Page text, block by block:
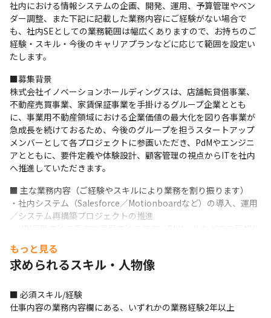
社内における情報システムの企画、開発、運用、予算管理やベン
ダー調整、また下記に記載した業務内容にご経験がない場合で
も、社内SEとしての業務範囲は幅広くありますので、お持ちのご
経験・スキル・今後のキャリアプランなどに応じて範囲を設定い
たします。
■募集背景
株式会社イノベーションホールディングスは、店舗転貸借事業、
不動産売買事業、家賃保証事業を手掛けるグループ企業ととも
に、事業用不動産領域における企業価値の最大化を図り各事業が
急成長を続けておるため、今後のグループを担うスタートアップ
メンバーとして各プロジェクトに参画いただき、PdMやエンジニ
アとともに、要件定義や体験設計、顧客管理の視点からITを社内
へ推進していただきます。
■ 主な業務内容（ご経験やスキルにより業務を割り振ります）
・社内システム（Salesforce／Motionboardなど）の導入、運用
／システム再構築プロジェクトの推進
・社内に対する技術的なサポート（項目管理のカスタマイズ、レ
ポート作成、データ抽出など）
・社内啓蒙（ユーザーに向けた利用説明会や勉強会の企画立案、
実施）
もっと見る
求められるスキル・人物像
■ 必須スキル/経験
仕事内容の業務内容欄にある、いずれかの業務経験2年以上